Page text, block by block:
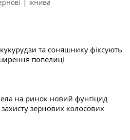
| жнива
та соняшнику фіксують
попелиці
на ринок новий фунгіцид
зернових колосових